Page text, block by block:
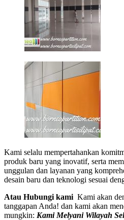
Kami selalu mempertahankan
produk baru yang inovatif, serta
unggulan dan layanan yang
desain baru dan teknologi sesuai
Atau Hubungi kami Kami akan
tanggapan Anda! dan kami akan
mungkin: Kami Melyani Wilayah